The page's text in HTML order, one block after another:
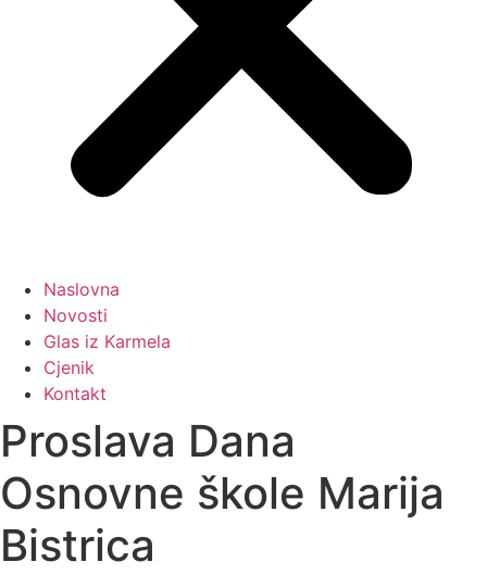
Naslovna
Novosti
Glas iz Karmela
Cjenik
Kontakt
Proslava Dana
Osnovne škole Marija
Bistrica